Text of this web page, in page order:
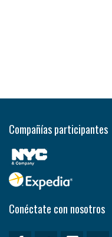
Compañías participantes
Conéctate con nosotros